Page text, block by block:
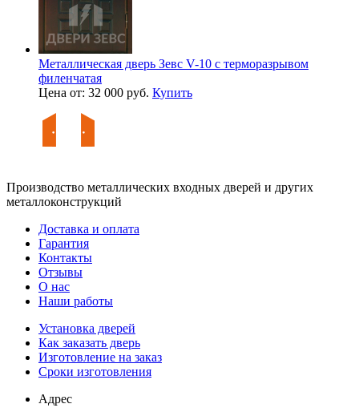
Металлическая дверь Зевс V-10 с терморазрывом
филенчатая
Цена от: 32 000 руб. Купить
Производство металлических входных дверей и других
металлоконструкций
Доставка и оплата
Гарантия
Контакты
Отзывы
О нас
Наши работы
Установка дверей
Как заказать дверь
Изготовление на заказ
Сроки изготовления
Адрес